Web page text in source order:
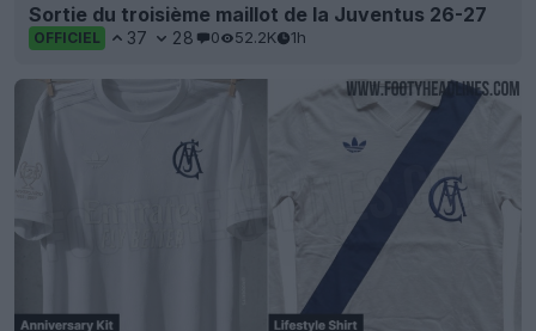
Sortie du troisième maillot de la Juventus 26-27
OFFICIEL 37 28 0 52.2K 1h